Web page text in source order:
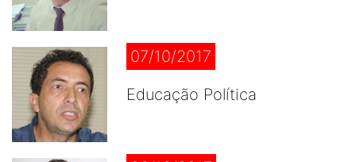
07/10/2017
Educação Política